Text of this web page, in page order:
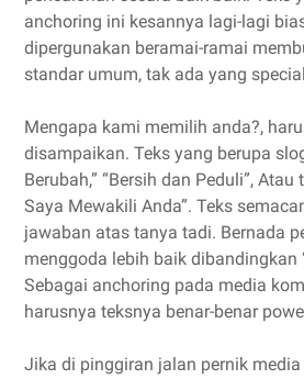
anchoring ini kesannya lagi-lagi
dipergunakan beramai-ramai
standar umum, tak ada yang
Mengapa kami memilih anda?,
disampaikan. Teks yang berupa
Berubah,” “Bersih dan Peduli”, Atau
Saya Mewakili Anda”. Teks
jawaban atas tanya tadi. Bernada
menggoda lebih baik dibandingkan
Sebagai anchoring pada media
harusnya teksnya benar-benar
Jika di pinggiran jalan pernik